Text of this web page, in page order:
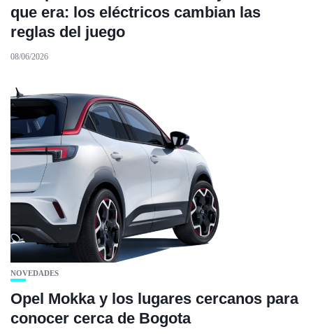
que era: los eléctricos cambian las
reglas del juego
08/06/2026
NOVEDADES
Opel Mokka y los lugares cercanos para
conocer cerca de Bogota